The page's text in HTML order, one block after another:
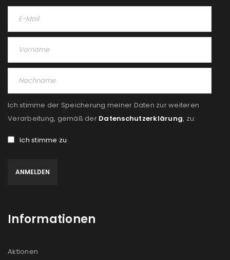
Ich stimme der Speicherung meiner Daten zur weiteren
Verarbeitung, gemäß der Datenschutzerklärung, zu:
Ich stimme zu
Informationen
Aktionen